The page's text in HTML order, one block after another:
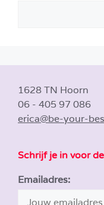
1628 TN Hoorn
06 - 405 97 086
erica@be-your-
Schrijf je in voor
Emailadres: